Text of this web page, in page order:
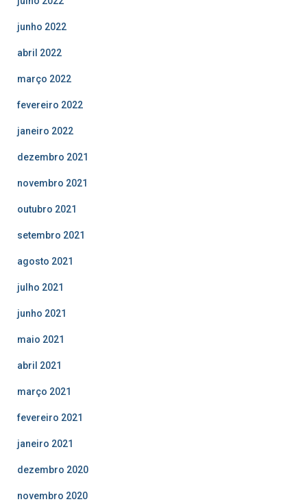
junho 2022
abril 2022
março 2022
fevereiro 2022
janeiro 2022
dezembro 2021
novembro 2021
outubro 2021
setembro 2021
agosto 2021
julho 2021
junho 2021
maio 2021
abril 2021
março 2021
fevereiro 2021
janeiro 2021
dezembro 2020
novembro 2020